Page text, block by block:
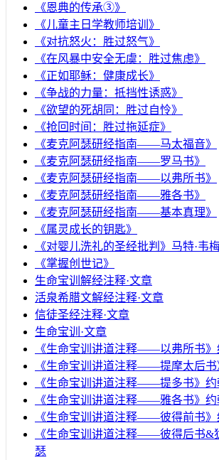
《恩典的传承③》
《儿童主日学教师培训》
《对抗怒火：胜过怒气》
《在风暴中安全无虞：胜过焦虑》
《正如耶稣：健康成长》
《争战的力量：抵挡性诱惑》
《欲望的死胡同：胜过自怜》
《抢回时间：胜过拖延症》
《麦克阿瑟研经指南——马太福音》
《麦克阿瑟研经指南——罗马书》
《麦克阿瑟研经指南——以弗所书》
《麦克阿瑟研经指南——雅各书》
《麦克阿瑟研经指南——基本真理》
《属灵成长的钥匙》
《对婴儿洗礼的圣经批判》马特·韦
《掌握创世记》
生命宝训解经注释·文章
活泉希腊文解经注释·文章
信徒圣经注释·文章
生命宝训·文章
《生命宝训讲道注释——以弗所书》
《生命宝训讲道注释——提摩太后书
《生命宝训讲道注释——提多书》约
《生命宝训讲道注释——雅各书》约
《生命宝训讲道注释——彼得前书》
《生命宝训讲道注释——彼得后书&
瑟